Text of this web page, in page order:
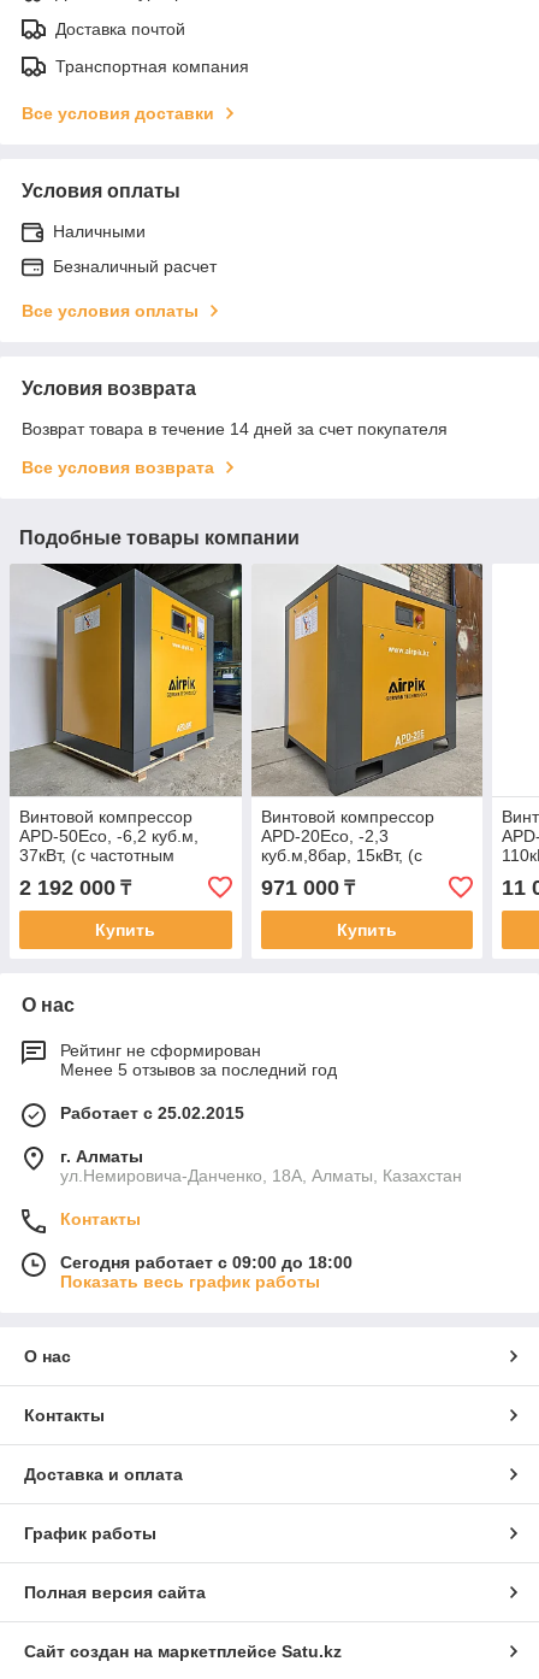
Доставка почтой
Транспортная компания
Все условия доставки
Условия оплаты
Наличными
Безналичный расчет
Все условия оплаты
Условия возврата
Возврат товара в течение 14 дней за счет покупателя
Все условия возврата
Подобные товары компании
Винтовой компрессор
APD-50Eco, -6,2 куб.м,
37кВт, (с частотным
приводом+двиг.PM) AirPIK
2 192 000 ₸
Купить
Винтовой компрессор
APD-20Eco, -2,3
куб.м,8бар, 15кВт, (с
приводом+двиг.PM) AirPIK
971 000₸
Купить
11
О нас
Рейтинг не сформирован
Менее 5 отзывов за последний год
Работает с 25.02.2015
г. Алматы
ул.Немировича-Данченко, 18А, Алматы, Казахстан
Контакты
Сегодня работает с 09:00 до 18:00
Показать весь график работы
О нас
Контакты
Доставка и оплата
График работы
Полная версия сайта
Сайт создан на маркетплейсе Satu.kz